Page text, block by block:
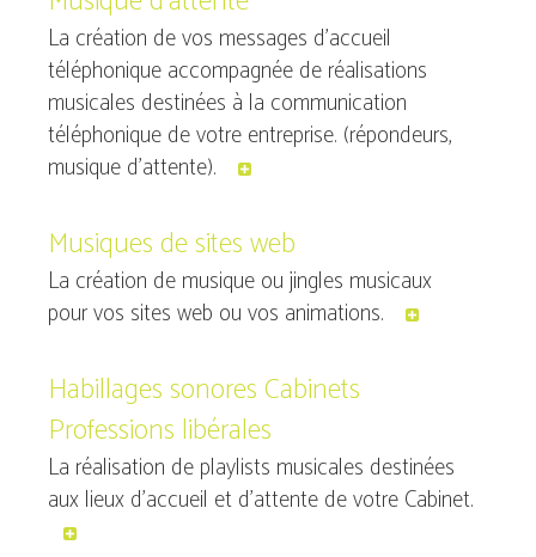
La création de vos messages d’accueil
téléphonique accompagnée de réalisations
musicales destinées à la communication
téléphonique de votre entreprise. (répondeurs,
musique d'attente).
Musiques de sites web
La création de musique ou jingles musicaux
pour vos sites web ou vos animations.
Habillages sonores Cabinets
Professions libérales
La réalisation de playlists musicales destinées
aux lieux d’accueil et d’attente de votre Cabinet.